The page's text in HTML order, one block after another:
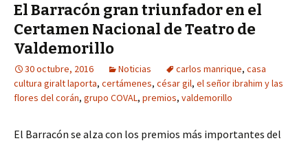
El Barracón gran triunfador en el
Certamen Nacional de Teatro de
Valdemorillo
30 octubre, 2016 Noticias carlos manrique, casa
cultura giralt laporta, certámenes, césar gil, el señor ibrahim y las
flores del corán, grupo COVAL, premios, valdemorillo
El Barracón se alza con los premios más importantes del